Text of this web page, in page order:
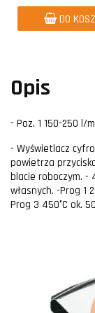
DO
Opis
- Poz. 1 150-250 l/
- Wyświetlacz
powietrza
blacie roboczym. -
własnych. -Prog 1
Prog 3 450°C ok.